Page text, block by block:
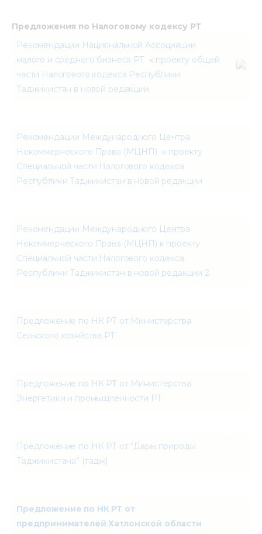
Предложения по Налоговому кодексу РТ
Рекомендации Национальной Ассоциации
малого и среднего бизнеса РТ к проекту общей
части Налогового кодекса Республики
Таджикистан в новой редакции
Рекомендации Международного Центра
Некоммерческого Права (МЦНП) к проекту
Специальной части Налогового кодекса
Республики Таджикистан в новой редакции
Рекомендации Международного Центра
Некоммерческого Права (МЦНП) к проекту
Специальной части Налогового кодекса
Республики Таджикистан в новой редакции 2
Предложение по НК РТ от Министерства
Сельского хозяйства РТ
Предложение по НК РТ от Министерства
Энергетики и промышленности РТ
Предложение по НК РТ от “Дары природы
Таджикистана” (тадж)
Предложение по НК РТ от
предпринимателей Хатлонской области